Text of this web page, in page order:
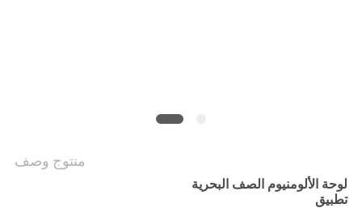
منتوج وصف
لوحة الألومنيوم الصف البحرية
تطبيق